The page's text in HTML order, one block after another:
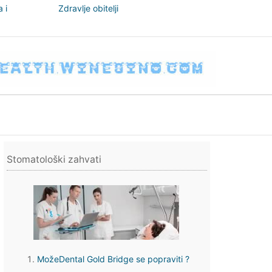
i
Zdravlje obitelji
Stomatološki zahvati
MožeDental Gold Bridge se popraviti ?